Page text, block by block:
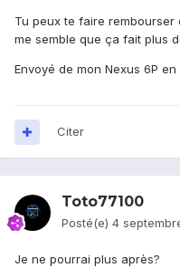
Tu peux te faire
me semble que ça fait plus
Envoyé de mon Nexus 6P
Citer
Toto77100
Posté(e) 4
Je ne pourrai plus après?